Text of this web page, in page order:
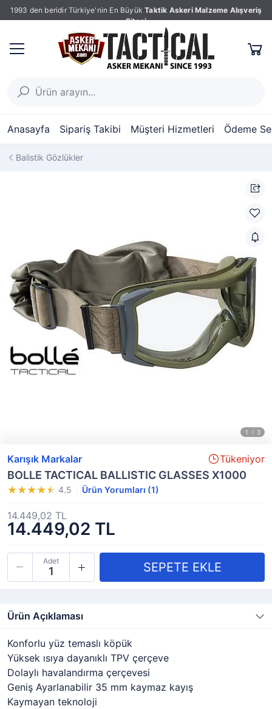
1993 den beridir Türkiye'nin En Büyük Taktik Askeri Malzeme Alışveriş
Sitesi
Anasayfa Sipariş Takibi Müşteri Hizmetleri Ödeme
Balistik Gözlükler
Karışık Markalar Tükeniyor
BOLLE TACTICAL BALLISTIC GLASSES X1000
4.5 Ürün Yorumları (1)
14.449,02 TL
14.449,02 TL
Adet
Ürün Açıklaması
Konforlu yüz temaslı köpük
Yüksek ısıya dayanıklı TPV çerçeve
Dolaylı havalandırma çerçevesi
Geniş Ayarlanabilir 35 mm kaymaz kayış
Kaymayan teknoloji